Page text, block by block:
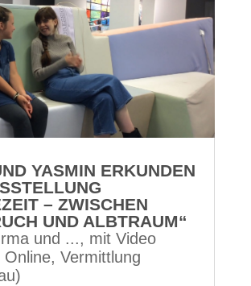
YASMIN ERKUNDEN
– ZWISCHEN
UND ALBTRAUM“
und ..., mit Video
Online, Vermittlung